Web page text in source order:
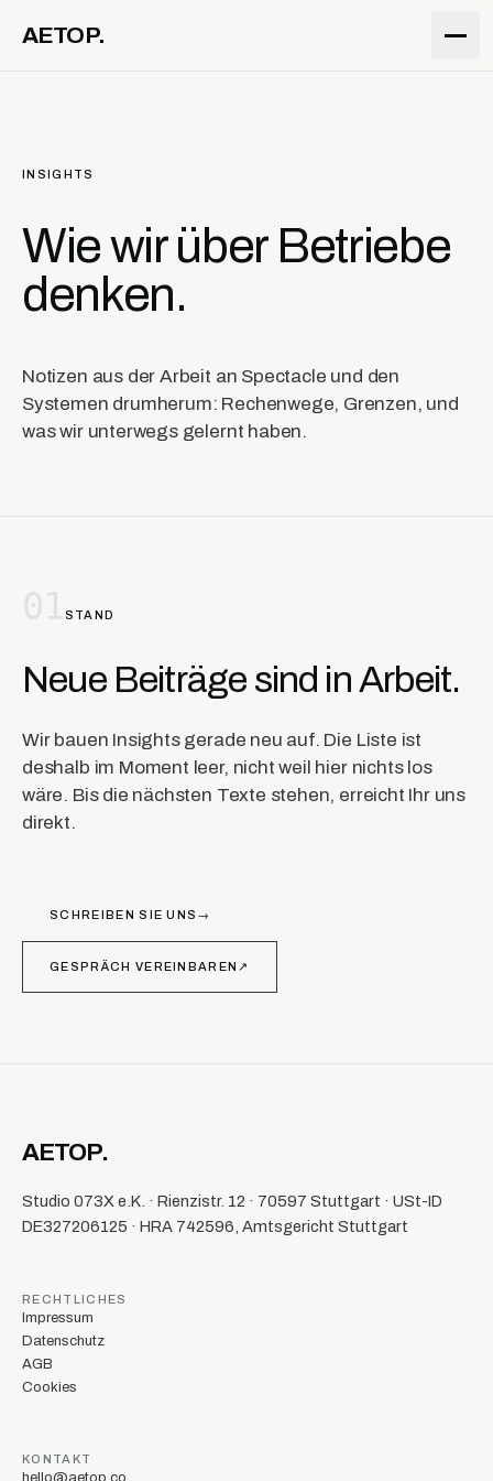
AETOP.
INSIGHTS
Wie wir über Betriebe
denken.
Notizen aus der Arbeit an Spectacle und den
Systemen drumherum: Rechenwege, Grenzen, und
was wir unterwegs gelernt haben.
STAND
Neue Beiträge sind in Arbeit.
Wir bauen Insights gerade neu auf. Die Liste ist
deshalb im Moment leer, nicht weil hier nichts los
wäre. Bis die nächsten Texte stehen, erreicht Ihr uns
direkt.
SCHREIBEN SIE UNS →
GESPRÄCH VEREINBAREN ↗
AETOP.
Studio 073X e.K. · Rienzistr. 12 · 70597 Stuttgart · USt-ID
DE327206125 · HRA 742596, Amtsgericht Stuttgart
RECHTLICHES
Impressum
Datenschutz
AGB
Cookies
KONTAKT
hello@aetop.co